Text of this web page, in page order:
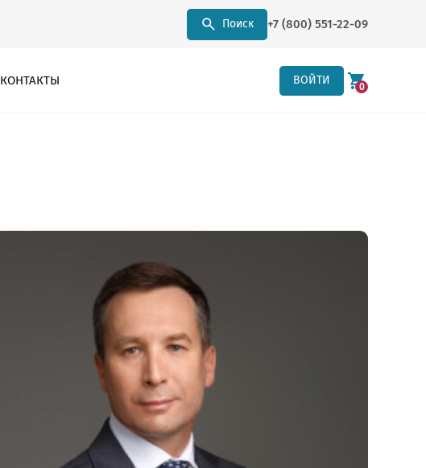
Поиск +7 (800) 551-22-09
КОНТАКТЫ ВОЙТИ 0